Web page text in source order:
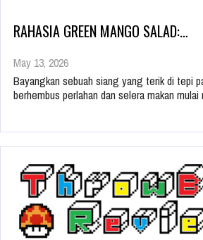
RAHASIA GREEN MANGO SALAD:…
May 13, 2026
Bayangkan sebuah siang yang terik di tepi
berhembus perlahan dan selera makan